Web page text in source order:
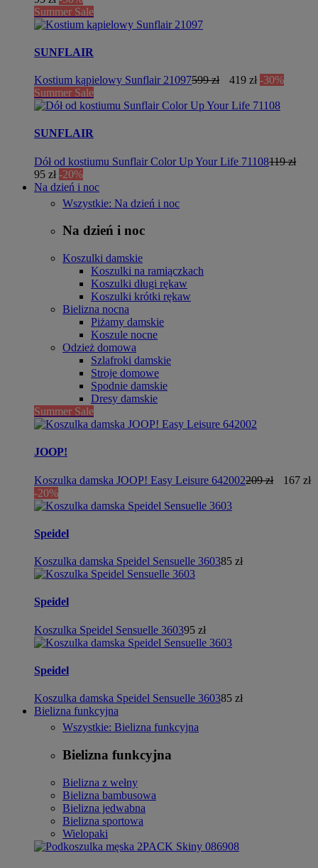
Summer Sale
SUNFLAIR
Kostium kąpielowy Sunflair 21097599 zł 419 zł -30%
Summer Sale
SUNFLAIR
Dół od kostiumu Sunflair Color Up Your Life 71108119 zł
95 zł -20%
Na dzień i noc
Wszystkie: Na dzień i noc
Na dzień i noc
Koszulki damskie
Koszulki na ramiączkach
Koszulki długi rękaw
Koszulki krótki rękaw
Bielizna nocna
Piżamy damskie
Koszule nocne
Odzież domowa
Szlafroki damskie
Stroje domowe
Spodnie damskie
Dresy damskie
Summer Sale
JOOP!
Koszulka damska JOOP! Easy Leisure 642002209 zł
167 zł
-20%
Speidel
Koszulka damska Speidel Sensuelle 360385 zł
Speidel
Koszulka Speidel Sensuelle 360395 zł
Speidel
Koszulka damska Speidel Sensuelle 360385 zł
Bielizna funkcyjna
Wszystkie: Bielizna funkcyjna
Bielizna funkcyjna
Bielizna z wełny
Bielizna bambusowa
Bielizna jedwabna
Bielizna sportowa
Wielopaki